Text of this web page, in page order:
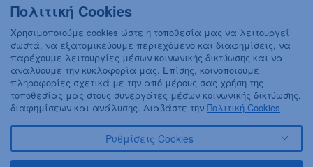
ΒΟΗΘΕΙΑ
ΠΛΗΡΟΦΟΡΙΕΣ
© 2018 FREZYDERM A.B.Ε.E. ALL RIGHTS RESERVED
Πολιτική Cookies
Χρησιμοποιούμε cookies ώστε η τοποθεσία μας να λειτουργεί
σωστά, να εξατομικεύουμε περιεχόμενο και διαφημίσεις, να
παρέχουμε λειτουργίες μέσων κοινωνικής δικτύωσης και να
αναλύουμε την κυκλοφορία μας. Επίσης, κοινοποιούμε
πληροφορίες σχετικά με την από μέρους σας χρήση της
τοποθεσίας μας στους συνεργάτες μέσων κοινωνικής δικτύωσης,
διαφημίσεων και ανάλυσης. Διαβάστε την Πολιτική Cookies
Ρυθμίσεις Cookies